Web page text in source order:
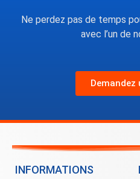
Ne perdez pas de temps
avec l’un de
Demandez
INFORMATIONS